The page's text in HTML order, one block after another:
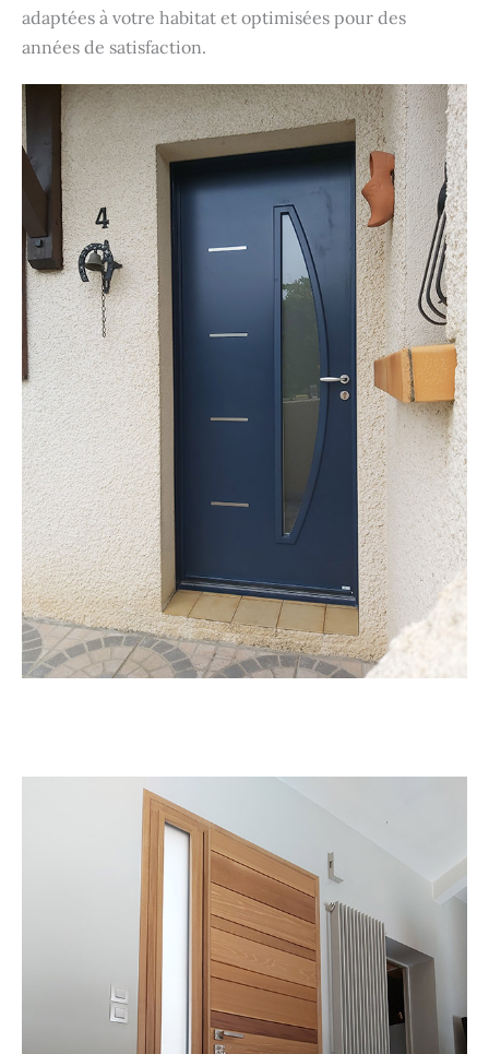
adaptées à votre habitat et optimisées pour des
années de satisfaction.